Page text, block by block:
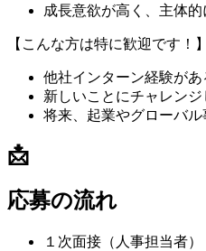
成長意欲が高く、主体
【こんな方は特に歓迎です！】
他社インターン経験があ
新しいことにチャレン
将来、起業やグローバ
📩
応募の流れ
１次面接（人事担当者）